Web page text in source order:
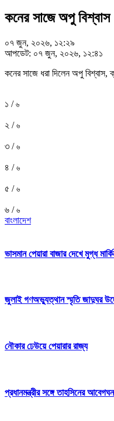
কনের সাজে অপু বিশ্বাস
০৭ জুন, ২০২৬, ১২:২৯
আপডেট: ০৭ জুন, ২০২৬, ১২:৪১
কনের সাজে ধরা দিলেন অপু
১ / ৬
২ / ৬
৩ / ৬
৪ / ৬
৫ / ৬
৬ / ৬
বাংলাদেশ
ভাসমান পেয়ারা বাজার দেখে মুগ্ধ
জুলাই গণঅভ্যুত্থান স্মৃতি জাদুঘর
নৌকার ঢেউয়ে পেয়ারার রাজ্য
প্রধানমন্ত্রীর সঙ্গে তাহসিনের আবেগঘন